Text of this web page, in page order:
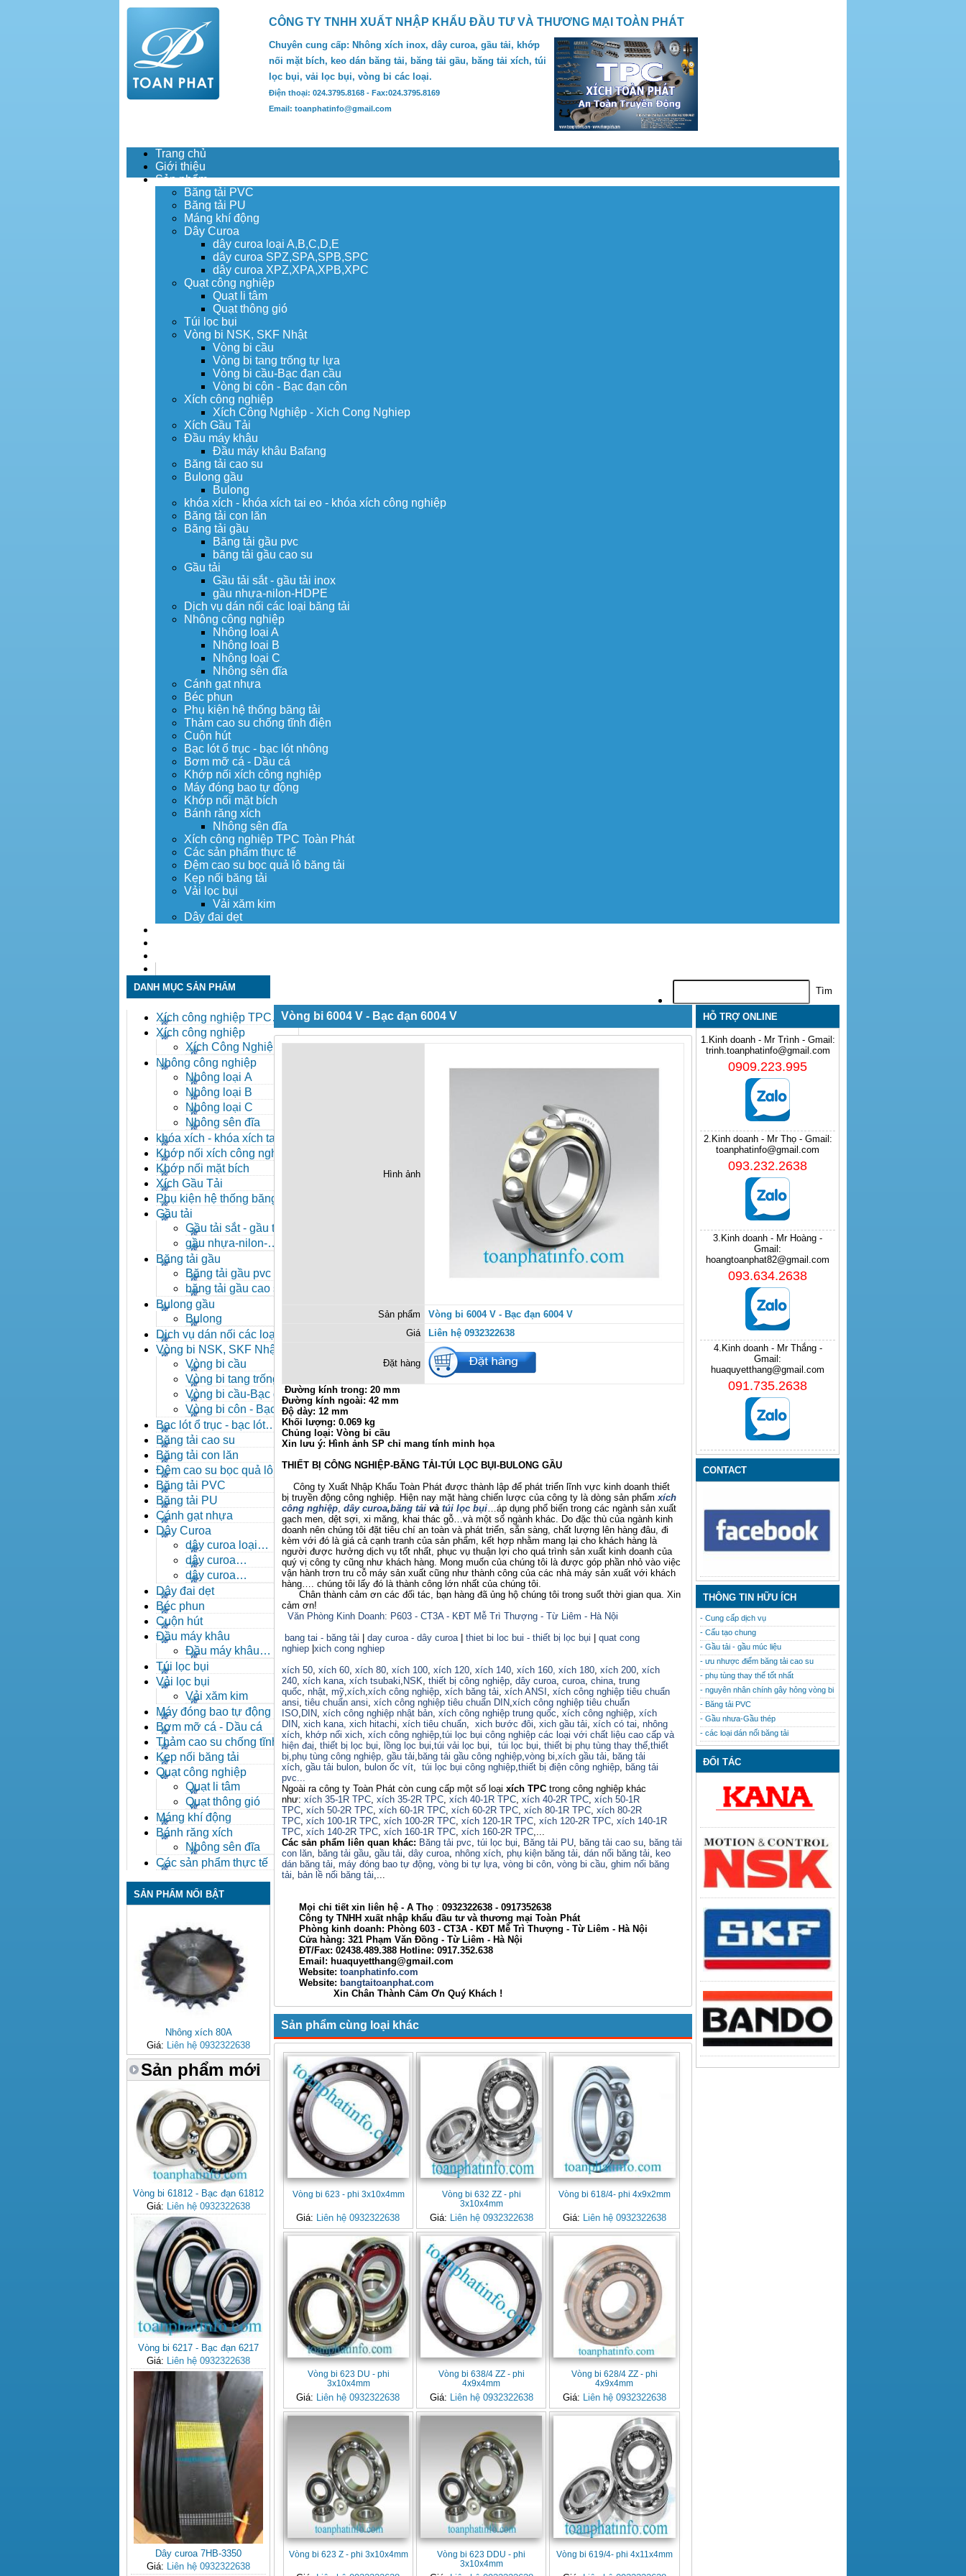
CÔNG TY TNHH XUẤT NHẬP KHẨU ĐẦU TƯ VÀ THƯƠNG MẠI TOÀN PHÁT
Chuyên cung cấp: Nhông xích inox, dây curoa, gầu tải, khớp
nối mặt bích, keo dán băng tải, băng tải gầu, băng tải xích, túi
lọc bụi, vải lọc bụi, vòng bi các loại.
Điện thoại: 024.3795.8168 - Fax:024.3795.8169
Email: toanphatinfo@gmail.com
Trang chủ
Giới thiệu
Sản phẩm
Băng tải PVC
Băng tải PU
Máng khí động
Dây Curoa
dây curoa loại A,B,C,D,E
dây curoa SPZ,SPA,SPB,SPC
dây curoa XPZ,XPA,XPB,XPC
Quạt công nghiệp
Quạt li tâm
Quạt thông gió
Túi lọc bụi
Vòng bi NSK, SKF Nhật
Vòng bi cầu
Vòng bi tang trống tự lựa
Vòng bi cầu-Bạc đạn cầu
Vòng bi côn - Bạc đạn côn
Xích công nghiệp
Xích Công Nghiệp - Xich Cong Nghiep
Xích Gầu Tải
Đầu máy khâu
Đầu máy khâu Bafang
Băng tải cao su
Bulong gầu
Bulong
khóa xích - khóa xích tai eo - khóa xích công nghiệp
Băng tải con lăn
Băng tải gầu
Băng tải gầu pvc
băng tải gầu cao su
Gầu tải
Gầu tải sắt - gầu tải inox
gầu nhựa-nilon-HDPE
Dịch vụ dán nối các loại băng tải
Nhông công nghiệp
Nhông loại A
Nhông loại B
Nhông loại C
Nhông sên đĩa
Cánh gạt nhựa
Béc phun
Phụ kiện hệ thống băng tải
Thảm cao su chống tĩnh điện
Cuộn hút
Bạc lót ổ trục - bạc lót nhông
Bơm mỡ cá - Dầu cá
Khớp nối xích công nghiệp
Máy đóng bao tự động
Khớp nối mặt bích
Bánh răng xích
Nhông sên đĩa
Xích công nghiệp TPC Toàn Phát
Các sản phẩm thực tế
Đệm cao su bọc quả lô băng tải
Kẹp nối băng tải
Vải lọc bụi
Vải xăm kim
Dây đai dẹt
DANH MỤC SẢN PHẨM
Xích công nghiệp TPC
Toàn Phát
Xích công nghiệp
Xích Công Nghiệp -
Xich Cong Nghiep
Nhông công nghiệp
Nhông loại A
Nhông loại B
Nhông loại C
Nhông sên đĩa
khóa xích - khóa xích tai eo
- khóa xích công nghiệp
Khớp nối xích công nghiệp
Khớp nối mặt bích
Xích Gầu Tải
Phụ kiện hệ thống băng tải
Gầu tải
Gầu tải sắt - gầu tải
inox
gầu nhựa-nilon-
HDPE
Băng tải gầu
Băng tải gầu pvc
băng tải gầu cao su
Bulong gầu
Bulong
Dịch vụ dán nối các loại
băng tải
Vòng bi NSK, SKF Nhật
Vòng bi cầu
Vòng bi tang trống tự
lựa
Vòng bi cầu-Bạc đạn
cầu
Vòng bi côn - Bạc
đạn côn
Bạc lót ổ trục - bạc lót
nhông
Băng tải cao su
Băng tải con lăn
Đệm cao su bọc quả lô
băng tải
Băng tải PVC
Băng tải PU
Cánh gạt nhựa
Dây Curoa
dây curoa loại
A,B,C,D,E
dây curoa
SPZ,SPA,SPB,SPC
dây curoa
XPZ,XPA,XPB,XPC
Dây đai dẹt
Béc phun
Cuộn hút
Đầu máy khâu
Đầu máy khâu
Bafang
Túi lọc bụi
Vải lọc bụi
Vải xăm kim
Máy đóng bao tự động
Bơm mỡ cá - Dầu cá
Thảm cao su chống tĩnh
điện
Kẹp nối băng tải
Quạt công nghiệp
Quạt li tâm
Quạt thông gió
Máng khí động
Bánh răng xích
Nhông sên đĩa
Các sản phẩm thực tế
SẢN PHẨM NỔI BẬT
Nhông xích 80A
Giá: Liên hệ 0932322638
Sản phẩm mới
Vòng bi 61812 - Bạc đạn 61812
Giá: Liên hệ 0932322638
Vòng bi 6217 - Bạc đạn 6217
Giá: Liên hệ 0932322638
Dây curoa 7HB-3350
Giá: Liên hệ 0932322638
Vòng bi 6004 V - Bạc đạn 6004 V
Hình ảnh
Sản phẩm
Vòng bi 6004 V - Bạc đạn 6004 V
Giá
Liên hệ 0932322638
Đặt hàng
Đường kính trong: 20 mm
Đường kính ngoài: 42 mm
Độ dày: 12 mm
Khối lượng: 0.069 kg
Chủng loại: Vòng bi cầu
Xin lưu ý: Hình ảnh SP chỉ mang tính minh họa
THIẾT BỊ CÔNG NGHIỆP-BĂNG TẢI-TÚI LỌC BỤI-BULONG GẦU
Công ty Xuất Nhập Khẩu Toàn Phát được thành lập để phát triển lĩnh vực kinh doanh thiết
bị truyền động công nghiệp. Hiện nay mặt hàng chiến lược của công ty là dòng sản phẩm xích
công nghiệp, dây curoa,băng tải và túi lọc bụi…áp dụng phổ biến trong các ngành sản xuất
gạch men, dệt sợi, xi măng, khai thác gỗ…và một số ngành khác. Do đặc thù của ngành kinh
doanh nên chúng tôi đặt tiêu chí an toàn và phát triển, sẵn sàng, chất lượng lên hàng đâu, đi
kèm với đó là giá cả cạnh tranh của sản phẩm, kết hợp nhằm mang lại cho khách hàng là
người được hưởng dịch vụ tốt nhất, phục vụ thuận lợi cho quá trình sản xuất kinh doanh của
quý vị công ty cũng như khách hàng. Mong muốn của chúng tôi là được góp phần nhỏ vào việc
vận hành trơn tru cỗ máy sản xuất cũng như thành công của các nhà máy sản xuất với khách
hàng…. chúng tôi lấy đó là thành công lớn nhất của chúng tôi.
Chân thành cảm ơn các đối tác, bạn hàng đã ủng hộ chúng tôi trong suốt thời gian qua. Xin
cảm ơn!
Văn Phòng Kinh Doanh: P603 - CT3A - KĐT Mễ Trì Thượng - Từ Liêm - Hà Nội
bang tai - băng tải
day curoa - dây curoa| thiet bi loc bui - thiết bị lọc bụi
quat cong
nghiep xich cong nghiep
xích 50, xích 60, xích 80, xích 100, xích 120, xích 140, xích 160, xích 180, xích 200, xích
240, xích kana, xích tsubaki, NSK, thiết bị công nghiệp, dây curoa, curoa, china, trung
quốc, nhật, mỹ,xích,xích công nghiệp, xích băng tải, xích ANSI , xích công nghiệp tiêu chuẩn
ansi, tiêu chuẩn ansi, xích công nghiệp tiêu chuẩn DIN,xích công nghiệp tiêu chuẩn
ISO, DIN, xích công nghiệp nhật bản, xích công nghiệp trung quốc, xích công nghiệp, xích
DIN, xich kana, xich hitachi, xích tiêu chuẩn, xich bước đôi, xich gầu tải, xích có tai, nhông
xích, khớp nối xich, xích công nghiệp,túi lọc bụi công nghiệp các loại với chất liệu cao cấp và
hiện đaị, thiết bị lọc bụi, lồng lọc bụi,túi vải lọc bụi, túi lọc bụi, thiết bị phụ tùng thay thế,thiết
bị,phụ tùng công nghiệp, gầu tải, băng tải gầu công nghiệp,vòng bi,xích gầu tải, băng tải
xích, gầu tải bulon, bulon ốc vít, túi lọc bụi công nghiệp,thiết bị điện công nghiệp, băng tải
pvc...
Ngoài ra công ty Toàn Phát còn cung cấp một số loại xích TPC trong công nghiệp khác
như: xích 35-1R TPC, xích 35-2R TPC, xích 40-1R TPC, xích 40-2R TPC, xích 50-1R
TPC, xích 50-2R TPC, xích 60-1R TPC, xích 60-2R TPC, xích 80-1R TPC, xích 80-2R
TPC, xích 100-1R TPC, xích 100-2R TPC, xích 120-1R TPC, xích 120-2R TPC, xích 140-1R
TPC, xích 140-2R TPC, xích 160-1R TPC, xích 160-2R TPC,...
Các sản phẩm liên quan khác: Băng tải pvc, túi lọc bụi, Băng tải PU, băng tải cao su, băng tải
con lăn, băng tải gầu, gầu tải, dây curoa, nhông xích, phụ kiện băng tải, dán nối băng tải, keo
dán băng tải, máy đóng bao tự động, vòng bi tự lựa, vòng bi côn, vòng bi cầu, ghim nối băng
tải, bản lề nối băng tải,...
Mọi chi tiết xin liên hệ - A Thọ : 0932322638 - 0917352638
Công ty TNHH xuất nhập khẩu đầu tư và thương mại Toàn Phát
Phòng kinh doanh: Phòng 603 - CT3A - KĐT Mễ Trì Thượng - Từ Liêm - Hà Nội
Cửa hàng: 321 Phạm Văn Đồng - Từ Liêm - Hà Nội
ĐT/Fax: 02438.489.388 Hotline: 0917.352.638
Email: huaquyetthang@gmail.com
Website: toanphatinfo.com
Website: bangtaitoanphat.com
Xin Chân Thành Cảm Ơn Quý Khách !
Sản phẩm cùng loại khác
Vòng bi 623 - phi 3x10x4mm
Giá: Liên hệ 0932322638
Vòng bi 632 ZZ - phi
3x10x4mm
Giá: Liên hệ 0932322638
Vòng bi 618/4- phi 4x9x2mm
Giá: Liên hệ 0932322638
Vòng bi 623 DU - phi
3x10x4mm
Giá: Liên hệ 0932322638
Vòng bi 638/4 ZZ - phi
4x9x4mm
Giá: Liên hệ 0932322638
Vòng bi 628/4 ZZ - phi
4x9x4mm
Giá: Liên hệ 0932322638
Vòng bi 623 Z - phi 3x10x4mm
Vòng bi 623 DDU - phi
3x10x4mm
Vòng bi 619/4- phi 4x11x4mm
HỖ TRỢ ONLINE
1.Kinh doanh - Mr Trình - Gmail:
trinh.toanphatinfo@gmail.com
0909.223.995
2.Kinh doanh - Mr Thọ - Gmail:
toanphatinfo@gmail.com
093.232.2638
3.Kinh doanh - Mr Hoàng -
Gmail:
hoangtoanphat82@gmail.com
093.634.2638
4.Kinh doanh - Mr Thắng -
Gmail:
huaquyetthang@gmail.com
091.735.2638
CONTACT
THÔNG TIN HỮU ÍCH
- Cung cấp dịch vụ
- Cấu tạo chung
- Gầu tải - gầu múc liệu
- ưu nhược điểm băng tải cao su
- phụ tùng thay thế tốt nhất
- nguyên nhân chính gây hỏng vòng bi
- Băng tải PVC
- Gầu nhưa-Gầu thép
- các loại dán nối băng tải
ĐỐI TÁC